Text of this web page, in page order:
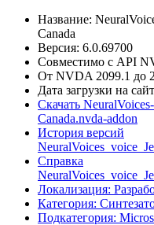
Название:
Canada
Версия: 6.0.69700
Совместимо с API
От NVDA 2099.1 до
Дата загрузки на
Скачать
Canada.nvda-addon
История версий
Справка
Локализация:
Категория:
Подкатегория: